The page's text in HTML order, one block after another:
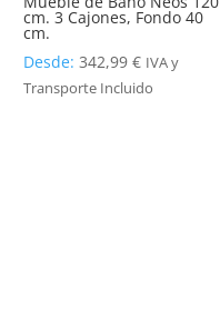
cm. 3 Cajones, Fondo 40
cm.
Desde: 342,99 € IVA y
Transporte Incluido